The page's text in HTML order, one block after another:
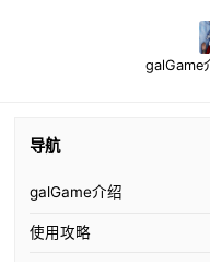
galGame
导航
galGame介绍
使用攻略